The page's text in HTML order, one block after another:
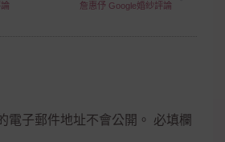
詹惠伃 Google婚紗評論
電子郵件地址不會公開。
必填欄